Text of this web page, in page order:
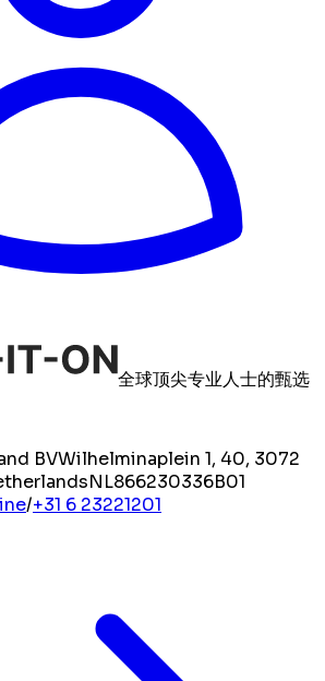
全球顶尖专业人士的甄选
BVWilhelminaplein 1, 40, 3072
NL866230336B01
/+31 6 23221201